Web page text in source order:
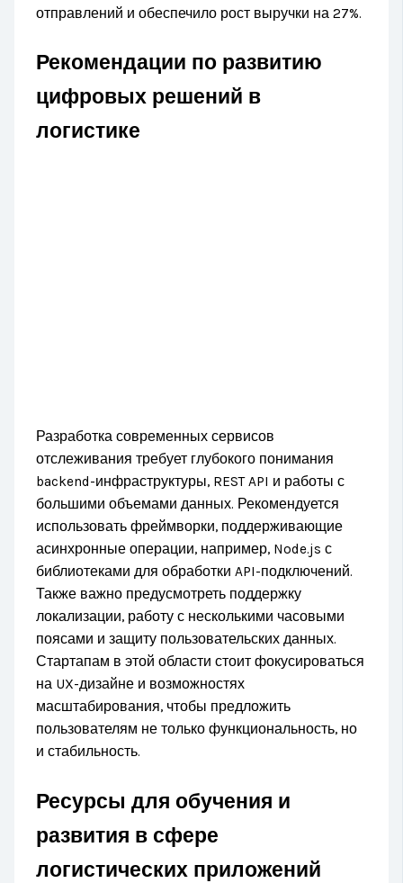
отправлений и обеспечило рост выручки на 27%.
Рекомендации по развитию
цифровых решений в
логистике
Разработка современных сервисов
отслеживания требует глубокого понимания
backend-инфраструктуры, REST API и работы с
большими объемами данных. Рекомендуется
использовать фреймворки, поддерживающие
асинхронные операции, например, Node.js с
библиотеками для обработки API-подключений.
Также важно предусмотреть поддержку
локализации, работу с несколькими часовыми
поясами и защиту пользовательских данных.
Стартапам в этой области стоит фокусироваться
на UX-дизайне и возможностях
масштабирования, чтобы предложить
пользователям не только функциональность, но
и стабильность.
Ресурсы для обучения и
развития в сфере
логистических приложений